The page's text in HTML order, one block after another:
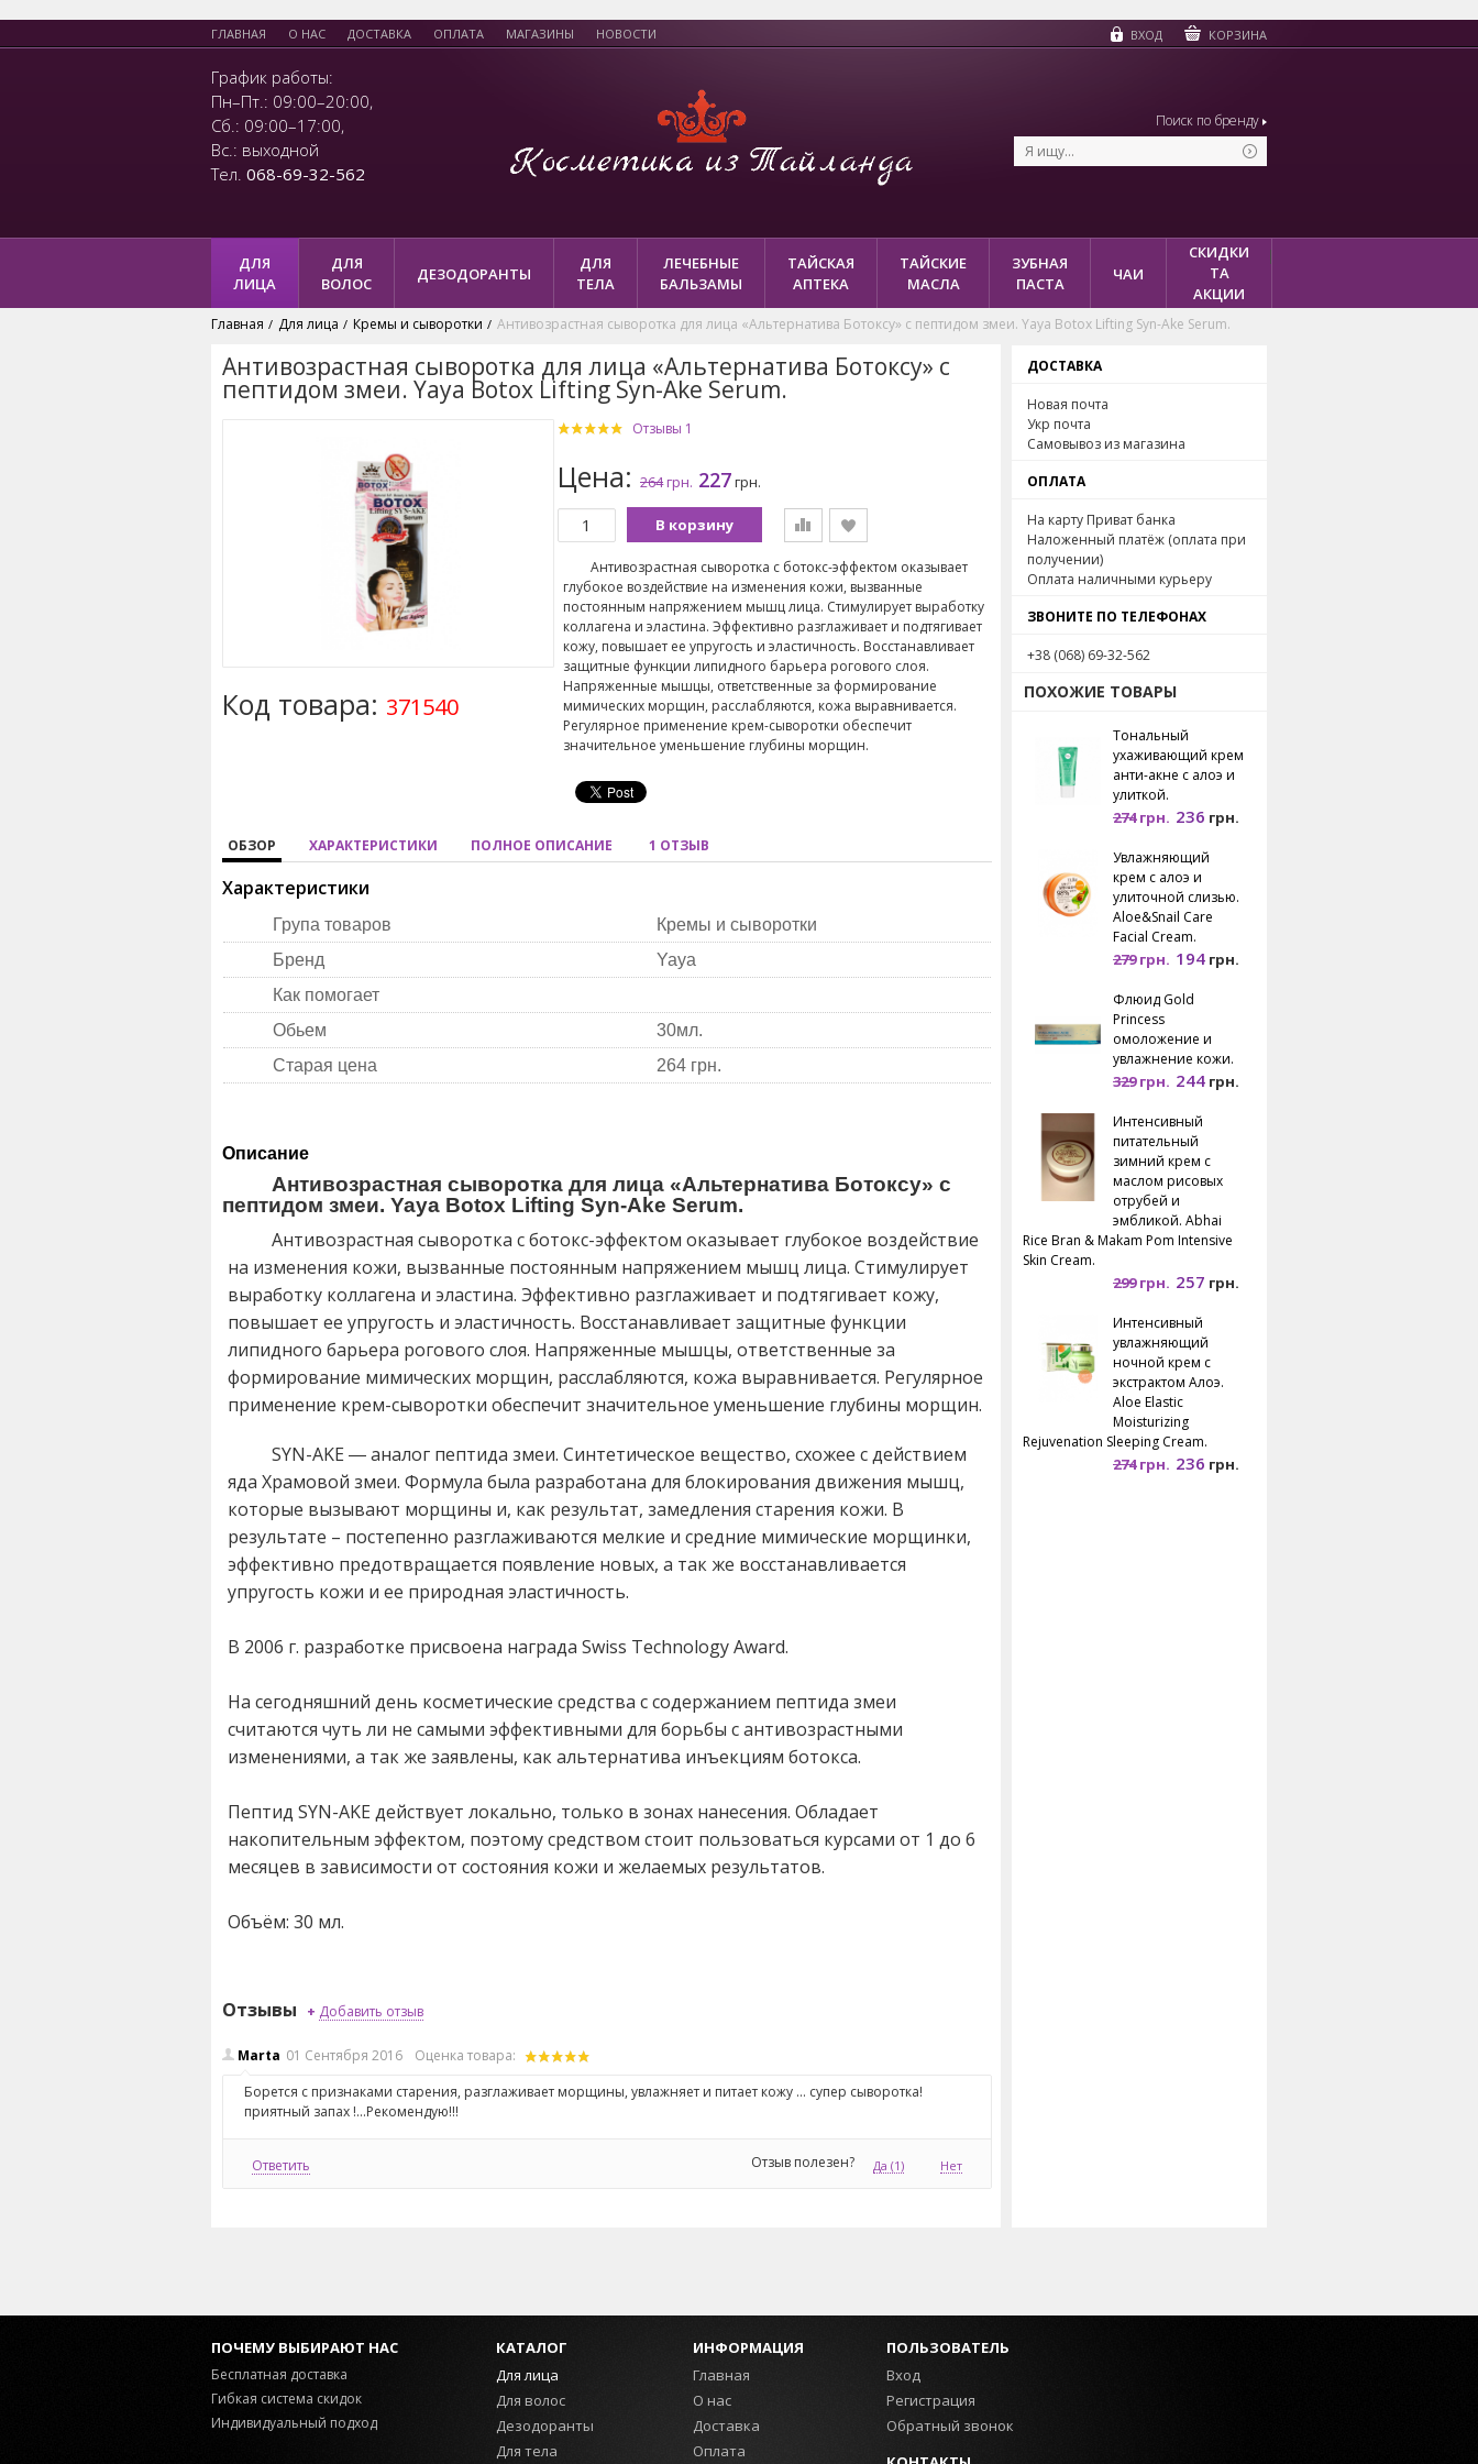
ГЛАВНАЯ О НАС ДОСТАВКА ОПЛАТА МАГАЗИНЫ НОВОСТИ ВХОД КОРЗИНА
График работы:
Пн–Пт.: 09:00–20:00,
Сб.: 09:00–17:00,
Вс.: выходной
Тел. 068-69-32-562
Поиск по бренду
ДЛЯ
ЛИЦА
ДЛЯ
ВОЛОС
ДЕЗОДОРАНТЫ
ДЛЯ
ТЕЛА
ЛЕЧЕБНЫЕ
БАЛЬЗАМЫ
ТАЙСКАЯ
АПТЕКА
ТАЙСКИЕ
МАСЛА
ЗУБНАЯ
ПАСТА
ЧАИ
СКИДКИ
ТА
АКЦИИ
Главная / Для лица / Кремы и сыворотки / Антивозрастная сыворотка для лица «Альтернатива Ботоксу» с пептидом змеи. Yaya Botox Lifting Syn-Ake Serum.
ДОСТАВКА
Новая почта
Укр почта
Самовывоз из магазина
ОПЛАТА
На карту Приват банка
Наложенный платёж (оплата при
получении)
Оплата наличными курьеру
ЗВОНИТЕ ПО ТЕЛЕФОНАХ
+38 (068) 69-32-562
ПОХОЖИЕ ТОВАРЫ
Тональный
ухаживающий крем
анти-акне с алоэ и
улиткой.
274 грн. 236 грн.
Увлажняющий
крем с алоэ и
улиточной слизью.
Aloe&Snail Care
Facial Cream.
279 грн. 194 грн.
Флюид Gold
Princess
омоложение и
увлажнение кожи.
329 грн. 244 грн.
Интенсивный
питательный
зимний крем с
маслом рисовых
отрубей и
эмбликой. Abhai
Rice Bran & Makam Pom Intensive
Skin Cream.
299 грн. 257 грн.
Интенсивный
увлажняющий
ночной крем с
экстрактом Алоэ.
Aloe Elastic
Moisturizing
Rejuvenation Sleeping Cream.
274 грн. 236 грн.
Антивозрастная сыворотка для лица «Альтернатива Ботоксу» с
пептидом змеи. Yaya Botox Lifting Syn-Ake Serum.
Код товара: 371540
Отзывы 1
Цена: 264грн. 227грн.
В корзину
Антивозрастная сыворотка с ботокс-эффектом оказывает
глубокое воздействие на изменения кожи, вызванные
постоянным напряжением мышц лица. Стимулирует выработку
коллагена и эластина. Эффективно разглаживает и подтягивает
кожу, повышает ее упругость и эластичность. Восстанавливает
защитные функции липидного барьера рогового слоя.
Напряженные мышцы, ответственные за формирование
мимических морщин, расслабляются, кожа выравнивается.
Регулярное применение крем-сыворотки обеспечит
значительное уменьшение глубины морщин.
ОБЗОР ХАРАКТЕРИСТИКИ ПОЛНОЕ ОПИСАНИЕ 1 ОТЗЫВ
Характеристики
Група товаров
Кремы и сыворотки
Бренд
Yaya
Как помогает
Обьем
30мл.
Старая цена
264 грн.
Описание
Антивозрастная сыворотка для лица «Альтернатива Ботоксу» с
пептидом змеи. Yaya Botox Lifting Syn-Ake Serum.
Антивозрастная сыворотка с ботокс-эффектом оказывает глубокое воздействие
на изменения кожи, вызванные постоянным напряжением мышц лица. Стимулирует
выработку коллагена и эластина. Эффективно разглаживает и подтягивает кожу,
повышает ее упругость и эластичность. Восстанавливает защитные функции
липидного барьера рогового слоя. Напряженные мышцы, ответственные за
формирование мимических морщин, расслабляются, кожа выравнивается. Регулярное
применение крем-сыворотки обеспечит значительное уменьшение глубины морщин.
SYN-AKE ― аналог пептида змеи. Синтетическое вещество, схожее с действием
яда Храмовой змеи. Формула была разработана для блокирования движения мышц,
которые вызывают морщины и, как результат, замедления старения кожи. В
результате – постепенно разглаживаются мелкие и средние мимические морщинки,
эффективно предотвращается появление новых, а так же восстанавливается
упругость кожи и ее природная эластичность.
В 2006 г. разработке присвоена награда Swiss Technology Award.
На сегодняшний день косметические средства с содержанием пептида змеи
считаются чуть ли не самыми эффективными для борьбы с антивозрастными
изменениями, а так же заявлены, как альтернатива инъекциям ботокса.
Пептид SYN-AKE действует локально, только в зонах нанесения. Обладает
накопительным эффектом, поэтому средством стоит пользоваться курсами от 1 до 6
месяцев в зависимости от состояния кожи и желаемых результатов.
Объём: 30 мл.
Отзывы + Добавить отзыв
Marta 01 Сентября 2016
Оценка товара:
Борется с признаками старения, разглаживает морщины, увлажняет и питает кожу ... супер сыворотка!
приятный запах !...Рекомендую!!!
Ответить Отзыв полезен? Да (1) Нет
ПОЧЕМУ ВЫБИРАЮТ НАС
Бесплатная доставка
Гибкая система скидок
Индивидуальный подход
КАТАЛОГ
Для лица
Для волос
Дезодоранты
Для тела
ИНФОРМАЦИЯ
Главная
О нас
Доставка
Оплата
ПОЛЬЗОВАТЕЛЬ
Вход
Регистрация
Обратный звонок